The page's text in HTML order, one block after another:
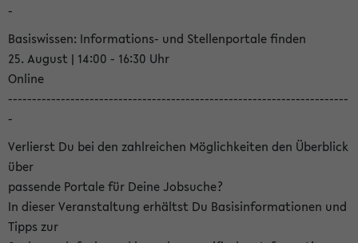
-
Basiswissen: Informations- und Stellenportale finden
25. August | 14:00 - 16:30 Uhr
Online
-----------------------------------------------------------------------
-
Verlierst Du bei den zahlreichen Möglichkeiten den Überblick
über
passende Portale für Deine Jobsuche?
In dieser Veranstaltung erhältst Du Basisinformationen und
Tipps zur